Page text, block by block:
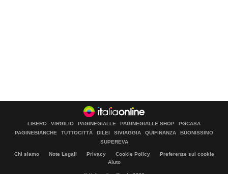
LIBERO VIRGILIO PAGINEGIALLE PAGINEGIALLE SHOP
PGCASA
PAGINEBIANCHE
TUTTOCITTÀ DILEI SIVIAGGIA QUIFINANZA
BUONISSIMO
SUPEREVA
Chi siamo Note Legali Privacy Cookie Policy
Preferenze sui cookie
Aiuto